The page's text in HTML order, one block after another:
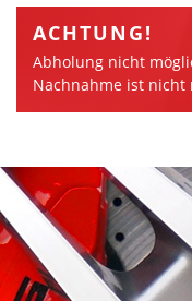
ACHTUNG!
Abholung nicht
Nachnahme ist nicht